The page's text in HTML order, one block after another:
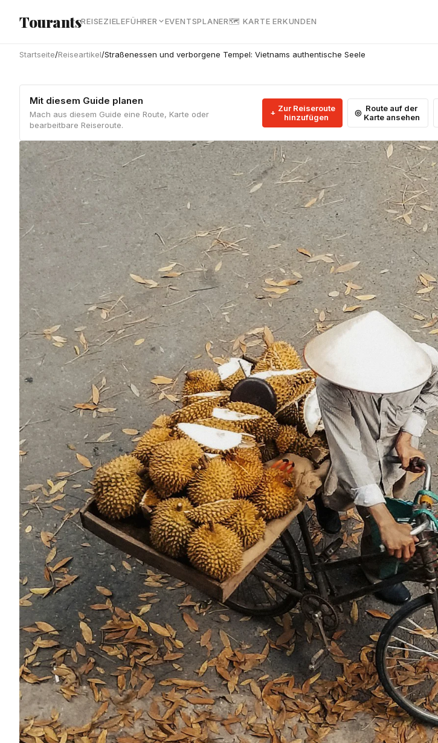
TourantsREISEZIELEFÜHRER EVENTSPLANER🗺 KARTE ERKUNDEN
Startseite/Reiseartikel/Straßenessen und verborgene Tempel: Vietnams authentische Seele
Mit diesem Guide planen
Mach aus diesem Guide eine Route, Karte oder
bearbeitbare Reiseroute.
Zur Reiseroute
hinzufügen
Route auf der
Karte ansehen